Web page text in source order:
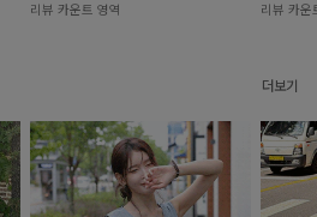
리뷰 카운트 영역 리뷰 카운
더보기